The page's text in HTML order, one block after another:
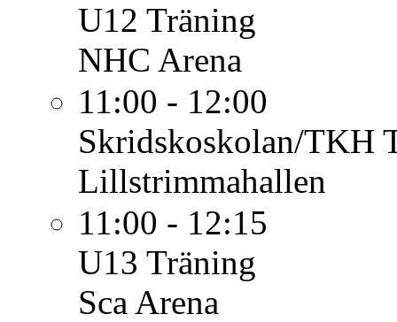
U12 Träning
NHC Arena
11:00 - 12:00
Skridskoskolan/TKH
Lillstrimmahallen
11:00 - 12:15
U13 Träning
Sca Arena